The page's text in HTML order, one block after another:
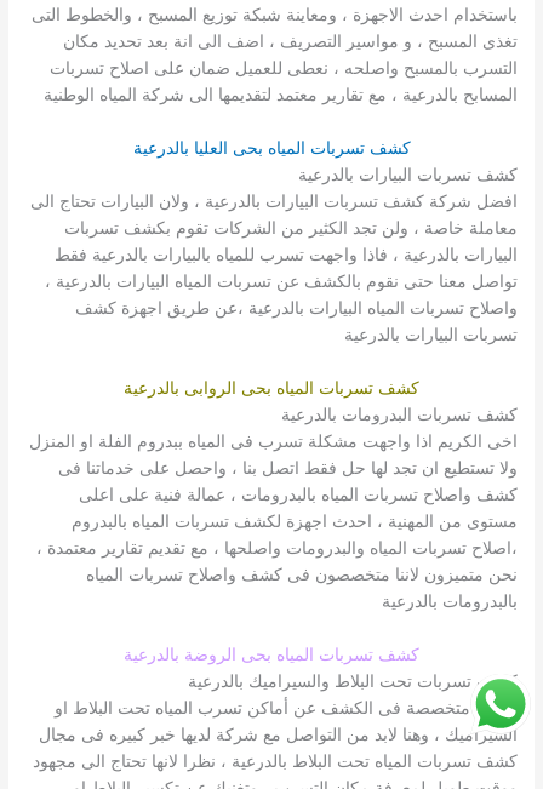
باستخدام احدث الاجهزة ، ومعاينة شبكة توزيع المسبح ، والخطوط التى
تغذى المسبح ، و مواسير التصريف ، اضف الى انة بعد تحديد مكان
التسرب بالمسبح واصلحه ، نعطى للعميل ضمان على اصلاح تسربات
المسابح بالدرعية ، مع تقارير معتمد لتقديمها الى شركة المياه الوطنية
كشف تسربات المياه بحى العليا بالدرعية
كشف تسربات البيارات بالدرعية
افضل شركة كشف تسربات البيارات بالدرعية ، ولان البيارات تحتاج الى
معاملة خاصة ، ولن تجد الكثير من الشركات تقوم بكشف تسربات
البيارات بالدرعية ، فاذا واجهت تسرب للمياه بالبيارات بالدرعية فقط
تواصل معنا حتى نقوم بالكشف عن تسربات المياه البيارات بالدرعية ،
واصلاح تسربات المياه البيارات بالدرعية ،عن طريق اجهزة كشف
تسربات البيارات بالدرعية
كشف تسربات المياه بحى الروابى بالدرعية
كشف تسربات البدرومات بالدرعية
اخى الكريم اذا واجهت مشكلة تسرب فى المياه ببدروم الفلة او المنزل
ولا تستطيع ان تجد لها حل فقط اتصل بنا ، واحصل على خدماتنا فى
كشف واصلاح تسربات المياه بالبدرومات ، عمالة فنية على اعلى
مستوى من المهنية ، احدث اجهزة لكشف تسربات المياه بالبدروم
،اصلاح تسربات المياه والبدرومات واصلحها ، مع تقديم تقارير معتمدة ،
نحن متميزون لاننا متخصصون فى كشف واصلاح تسربات المياه
بالبدرومات بالدرعية
كشف تسربات المياه بحى الروضة بالدرعية
كشف تسربات تحت البلاط والسيراميك بالدرعية
شركة متخصصة فى الكشف عن أماكن تسرب المياه تحت البلاط او
السيراميك ، وهنا لابد من التواصل مع شركة لديها خبر كبيره فى مجال
كشف تسربات المياه تحت البلاط بالدرعية ، نظرا لانها تحتاج الى مجهود